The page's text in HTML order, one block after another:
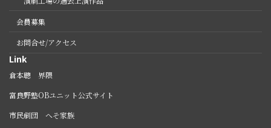
会員募集
お問合せ/アクセス
Link
倉本聰 界隈
富良野塾OBユニット公式サイト
市民劇団 へそ家族